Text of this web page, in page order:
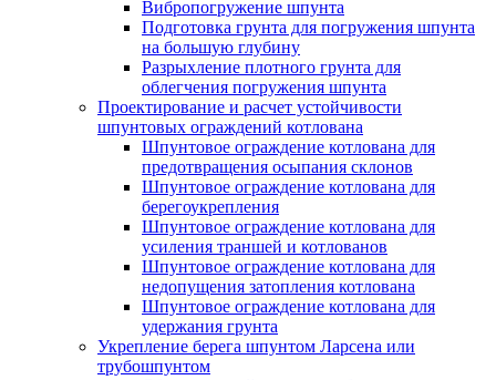
Вибропогружение шпунта
Подготовка грунта для погружения шпунта
на большую глубину
Разрыхление плотного грунта для
облегчения погружения шпунта
Проектирование и расчет устойчивости
шпунтовых ограждений котлована
Шпунтовое ограждение котлована для
предотвращения осыпания склонов
Шпунтовое ограждение котлована для
берегоукрепления
Шпунтовое ограждение котлована для
усиления траншей и котлованов
Шпунтовое ограждение котлована для
недопущения затопления котлована
Шпунтовое ограждение котлована для
удержания грунта
Укрепление берега шпунтом Ларсена или
трубошпунтом